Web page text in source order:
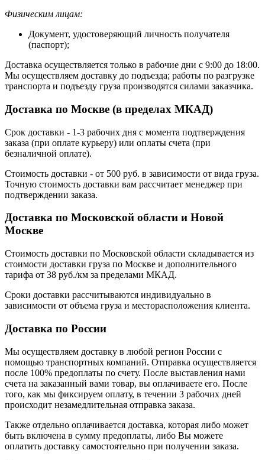
Физическим лицам:
Документ, удостоверяющий личность получателя
(паспорт);
Доставка осуществляется только в рабочие дни с 9:00 до 18:00.
Мы осуществляем доставку до подъезда; работы по разгрузке
транспорта и подъезду груза производятся силами заказчика.
Доставка по Москве (в пределах МКАД)
Срок доставки - 1-3 рабочих дня с момента подтверждения
заказа (при оплате курьеру) или оплаты счета (при
безналичной оплате).
Стоимость доставки - от 500 руб. в зависимости от вида груза.
Точную стоимость доставки вам рассчитает менеджер при
подтверждении заказа.
Доставка по Московской области и Новой
Москве
Стоимость доставки по Московской области складывается из
стоимости доставки груза по Москве и дополнительного
тарифа от 38 руб./км за пределами МКАД.
Сроки доставки рассчитываются индивидуально в
зависимости от объема груза и месторасположения клиента.
Доставка по России
Мы осуществляем доставку в любой регион России с
помощью транспортных компаний. Отправка осуществляется
после 100% предоплаты по счету. После выставления нами
счета на заказанный вами товар, вы оплачиваете его. После
того, как мы фиксируем оплату, в течении 3 рабочих дней
происходит незамедлительная отправка заказа.
Также отдельно оплачивается доставка, которая либо может
быть включена в сумму предоплаты, либо Вы можете
оплатить доставку самостоятельно при получении заказа.